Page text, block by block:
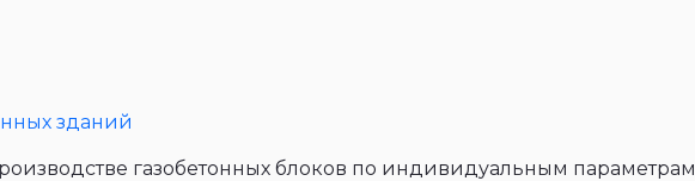
зданий
газобетонных блоков по индивидуальным параметрам